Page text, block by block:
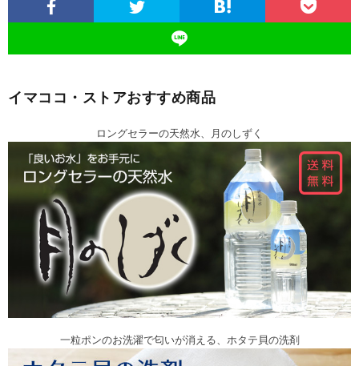
イマココ・ストアおすすめ商品
ロングセラーの天然水、月のしずく
一粒ポンのお洗濯で匂いが消える、ホタテ貝の洗剤